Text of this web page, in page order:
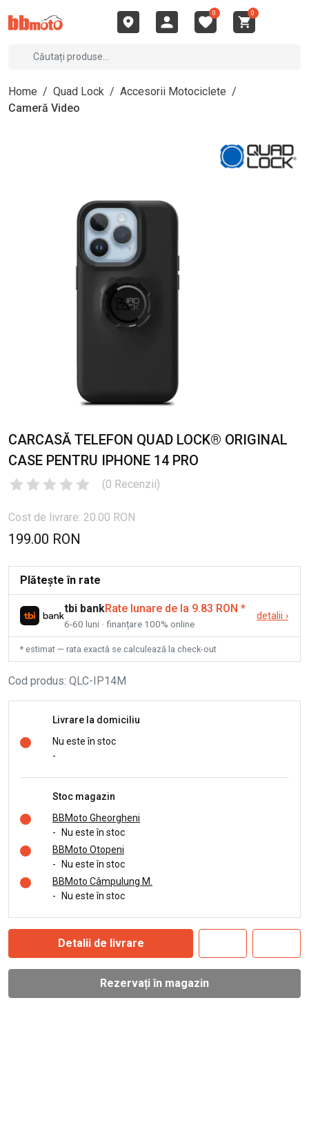
0 0
Home / Quad Lock / Accesorii Motociclete /
Cameră Video
CARCASĂ TELEFON QUAD LOCK® ORIGINAL
CASE PENTRU IPHONE 14 PRO
(0 Recenzii)
Cost de livrare: 20.00 RON
199.00 RON
Plătește în rate
tbi bankRate lunare de la 9.83 RON *
6-60 luni · finanțare 100% online
detalii ›
* estimat — rata exactă se calculează la check-out
Cod produs: QLC-IP14M
Livrare la domiciliu
Nu este în stoc
-
Stoc magazin
BBMoto Gheorgheni
- Nu este în stoc
BBMoto Otopeni
- Nu este în stoc
BBMoto Câmpulung M.
- Nu este în stoc
Detalii de livrare
Rezervați în magazin